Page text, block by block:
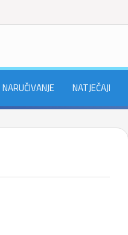
NARUČIVANJE NATJEČAJI